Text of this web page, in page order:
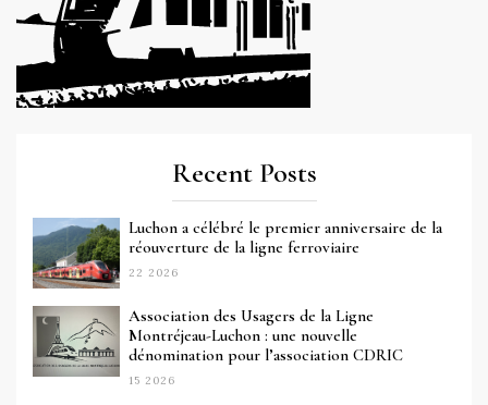
Recent Posts
Luchon a célébré le premier anniversaire de la
réouverture de la ligne ferroviaire
22 2026
Association des Usagers de la Ligne
Montréjeau-Luchon : une nouvelle
dénomination pour l’association CDRIC
15 2026